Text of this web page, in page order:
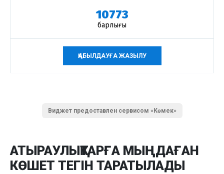
10773
барлығы
ҚАБЫЛДАУҒА ЖАЗЫЛУ
Виджет предоставлен сервисом «Көмек»
АТЫРАУЛЫҚТАРҒА МЫҢДАҒАН​
КӨШЕТ​ ТЕГІН ТАРАТЫЛАДЫ